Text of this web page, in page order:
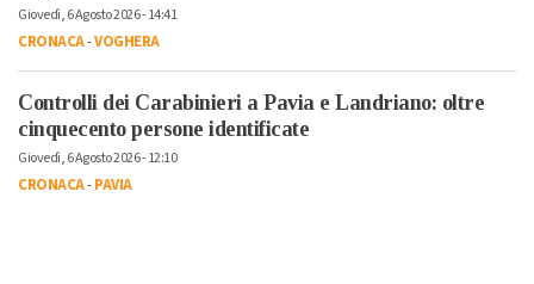
Giovedì, 6 Agosto 2026 - 14:41
CRONACA-VOGHERA
Controlli dei Carabinieri a Pavia e Landriano: oltre
cinquecento persone identificate
Giovedì, 6 Agosto 2026 - 12:10
CRONACA-PAVIA